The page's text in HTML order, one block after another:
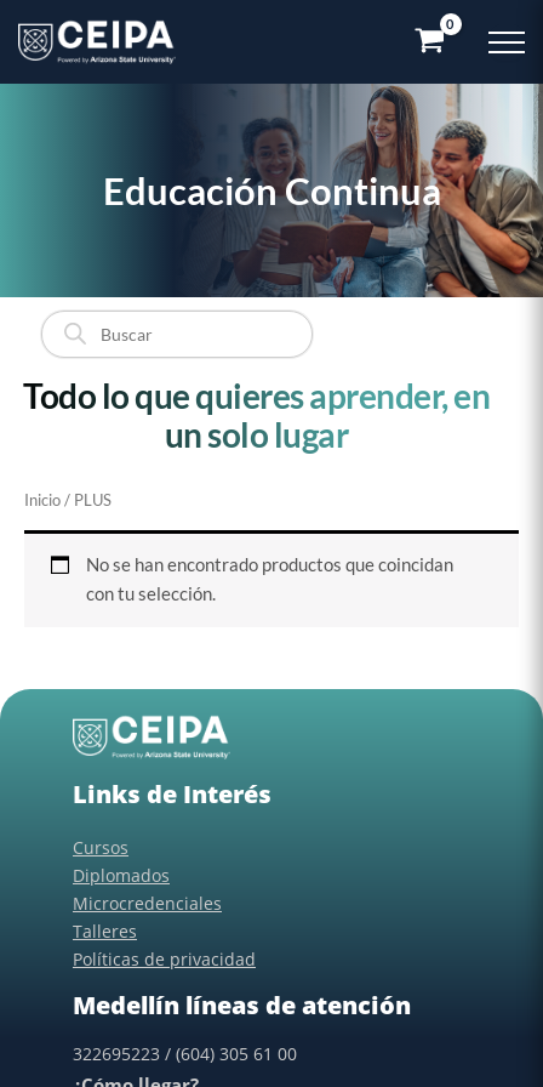
Educación Continua
Búsqueda
de
productos
Todo lo que quieres aprender, en
un solo lugar
Inicio/ PLUS
No se han encontrado productos que coincidan
con tu selección.
Links de Interés
Cursos
Diplomados
Microcredenciales
Talleres
Políticas de privacidad
Medellín líneas de atención
322695223 / (604) 305 61 00